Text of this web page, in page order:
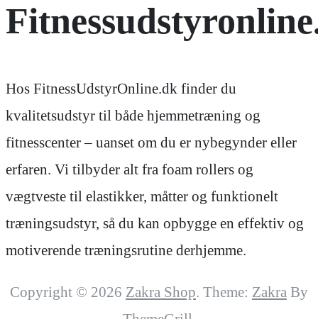
Hos FitnessUdstyrOnline.dk finder du
kvalitetsudstyr til både hjemmetræning og
fitnesscenter – uanset om du er nybegynder eller
erfaren. Vi tilbyder alt fra foam rollers og
vægtveste til elastikker, måtter og funktionelt
træningsudstyr, så du kan opbygge en effektiv og
motiverende træningsrutine derhjemme.
Copyright © 2026 Zakra Shop. Theme: Zakra By